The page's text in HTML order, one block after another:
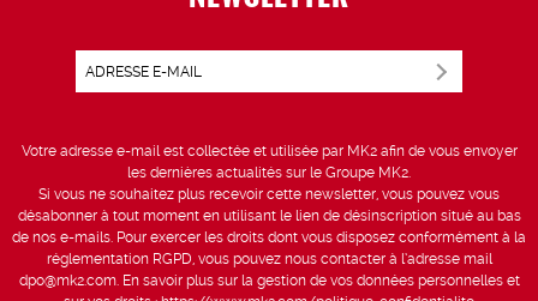
Votre adresse e-mail est collectée et utilisée par MK2 afin de vous envoyer
les dernières actualités sur le Groupe MK2.
Si vous ne souhaitez plus recevoir cette newsletter, vous pouvez vous
désabonner à tout moment en utilisant le lien de désinscription situé au bas
de nos e-mails. Pour exercer les droits dont vous disposez conformément à la
réglementation RGPD, vous pouvez nous contacter à l’adresse mail
dpo@mk2.com. En savoir plus sur la gestion de vos données personnelles et